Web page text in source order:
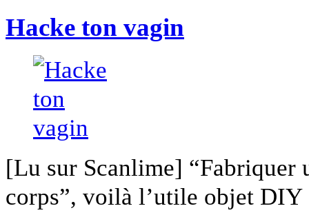
Hacke ton vagin
[Lu sur Scanlime] “Fabriquer
corps”, voilà l’utile objet